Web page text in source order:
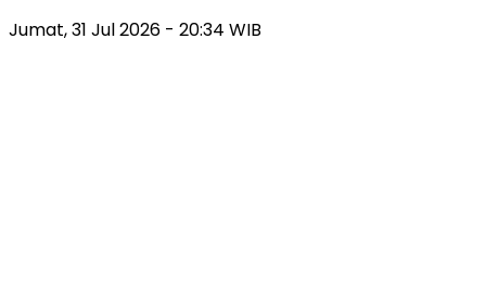
Jumat, 31 Jul 2026 - 20:34 WIB